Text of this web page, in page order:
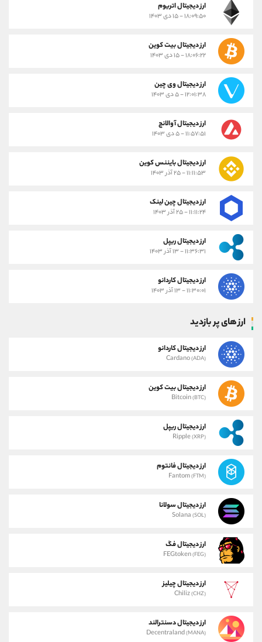
ارز دیجیتال اتریوم
۱۸:۰۹:۵۰ - ۱۵ دی ۱۴۰۳
ارز دیجیتال بیت کوین
۱۸:۰۶:۲۲ - ۱۵ دی ۱۴۰۳
ارز دیجیتال وی چین
۱۲:۰۱:۳۸ - ۵ دی ۱۴۰۳
ارز دیجیتال آوالانچ
۱۱:۵۷:۵۱ - ۵ دی ۱۴۰۳
ارز دیجیتال بایننس کوین
۱۱:۱۱:۵۳ - ۲۵ آذر ۱۴۰۳
ارز دیجیتال چین لینک
۱۱:۱۱:۲۴ - ۲۵ آذر ۱۴۰۳
ارز دیجیتال ریپل
۱۱:۳۶:۳۱ - ۱۳ آذر ۱۴۰۳
ارز دیجیتال کاردانو
۱۱:۳۰:۰۱ - ۱۳ آذر ۱۴۰۳
ارز های پر بازدید
ارز دیجیتال کاردانو
Cardano(ADA)
ارز دیجیتال بیت کوین
Bitcoin(BTC)
ارز دیجیتال ریپل
Ripple(XRP)
ارز دیجیتال فانتوم
Fantom(FTM)
ارز دیجیتال سولانا
Solana (SOL)
ارز دیجیتال فگ
FEGtoken(FEG)
ارز دیجیتال چیلیز
Chiliz(CHZ)
ارز دیجیتال دسنترالند
Decentraland(MANA)